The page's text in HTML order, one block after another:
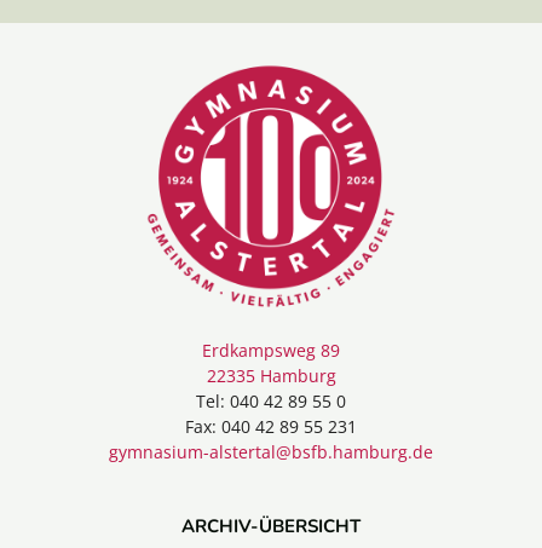
Erdkampsweg 89
22335 Hamburg
Tel: 040 42 89 55 0
Fax: 040 42 89 55 231
gymnasium-alstertal@bsfb.hamburg.de
ARCHIV-ÜBERSICHT